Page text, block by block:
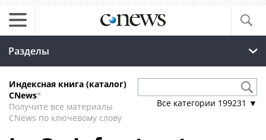
Разделы
Индексная книга (каталог)
CNews*
Получите все материалы
CNews по ключевому слову
Все категории 199231 ▼